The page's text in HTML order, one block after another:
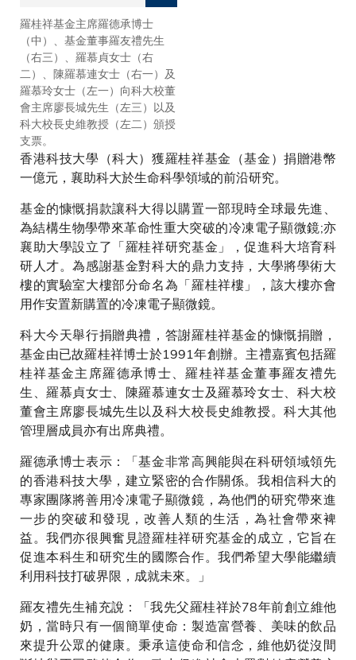
羅桂祥基金主席羅德承博士
（中）、基金董事羅友禮先生
（右三）、羅慕貞女士（右
二）、陳羅慕連女士（右一）及
羅慕玲女士（左一）向科大校董
會主席廖長城先生（左三）以及
科大校長史維教授（左二）頒授
支票。
香港科技大學（科大）獲羅桂祥基金（基金）捐贈港幣
一億元，襄助科大於生命科學領域的前沿研究。
基金的慷慨捐款讓科大得以購置一部現時全球最先進、
為結構生物學帶來革命性重大突破的冷凍電子顯微鏡;亦
襄助大學設立了「羅桂祥研究基金」，促進科大培育科
研人才。為感謝基金對科大的鼎力支持，大學將學術大
樓的實驗室大樓部分命名為「羅桂祥樓」，該大樓亦會
用作安置新購置的冷凍電子顯微鏡。
科大今天舉行捐贈典禮，答謝羅桂祥基金的慷慨捐贈，
基金由已故羅桂祥博士於1991年創辦。主禮嘉賓包括羅
桂祥基金主席羅德承博士、羅桂祥基金董事羅友禮先
生、羅慕貞女士、陳羅慕連女士及羅慕玲女士、科大校
董會主席廖長城先生以及科大校長史維教授。科大其他
管理層成員亦有出席典禮。
羅德承博士表示：「基金非常高興能與在科研領域領先
的香港科技大學，建立緊密的合作關係。我相信科大的
專家團隊將善用冷凍電子顯微鏡，為他們的研究帶來進
一步的突破和發現，改善人類的生活，為社會帶來裨
益。我們亦很興奮見證羅桂祥研究基金的成立，它旨在
促進本科生和研究生的國際合作。我們希望大學能繼續
利用科技打破界限，成就未來。」
羅友禮先生補充說：「我先父羅桂祥於78年前創立維他
奶，當時只有一個簡單使命：製造富營養、美味的飲品
來提升公眾的健康。秉承這使命和信念，維他奶從沒間